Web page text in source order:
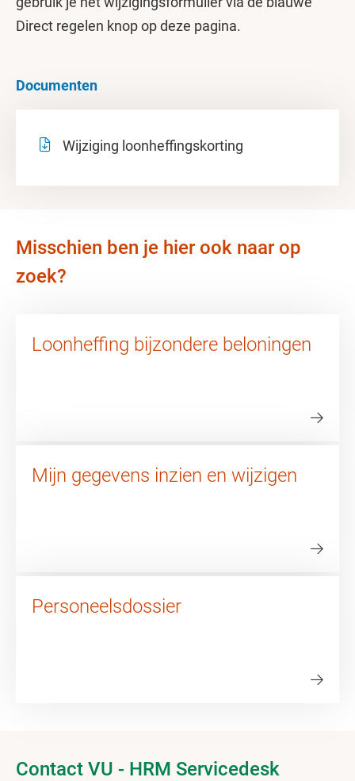
Direct regelen knop op deze pagina.
Documenten
Wijziging loonheffingskorting
Misschien ben je hier ook naar op
zoek?
Loonheffing bijzondere beloningen
Mijn gegevens inzien en wijzigen
Personeelsdossier
Contact VU - HRM Servicedesk